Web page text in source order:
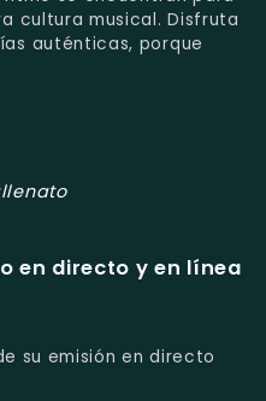
cultura musical. Disfruta
auténticas, porque
en directo y en línea
su emisión en directo